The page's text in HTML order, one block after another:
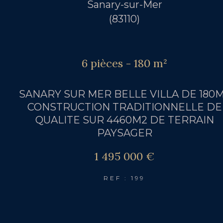
Sanary-sur-Mer
(83110)
6 pièces - 180 m²
SANARY SUR MER BELLE VILLA DE
CONSTRUCTION TRADITIONNELLE DE
QUALITE SUR 4460M2 DE TERRAIN
PAYSAGER
1 495 000 €
REF : 199